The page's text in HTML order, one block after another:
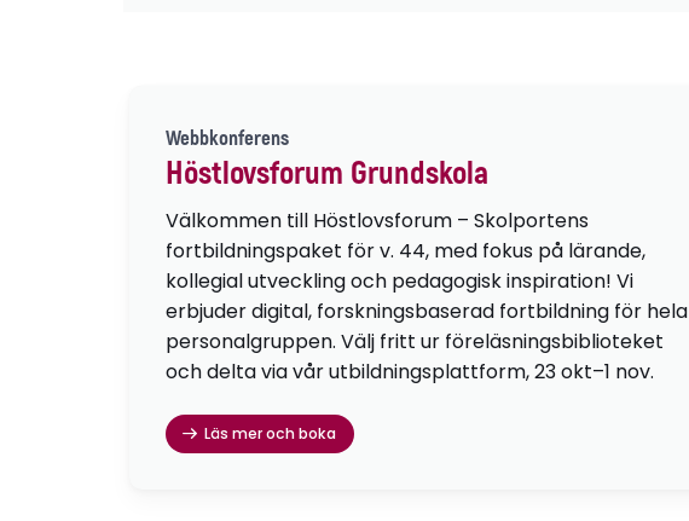
Webbkonferens
Höstlovsforum Grundskola
Välkommen till Höstlovsforum – Skolportens
fortbildningspaket för v. 44, med fokus på lärande,
kollegial utveckling och pedagogisk inspiration! Vi
erbjuder digital, forskningsbaserad fortbildning för hela
personalgruppen. Välj fritt ur föreläsningsbiblioteket
och delta via vår utbildningsplattform, 23 okt–1 nov.
Läs mer och boka